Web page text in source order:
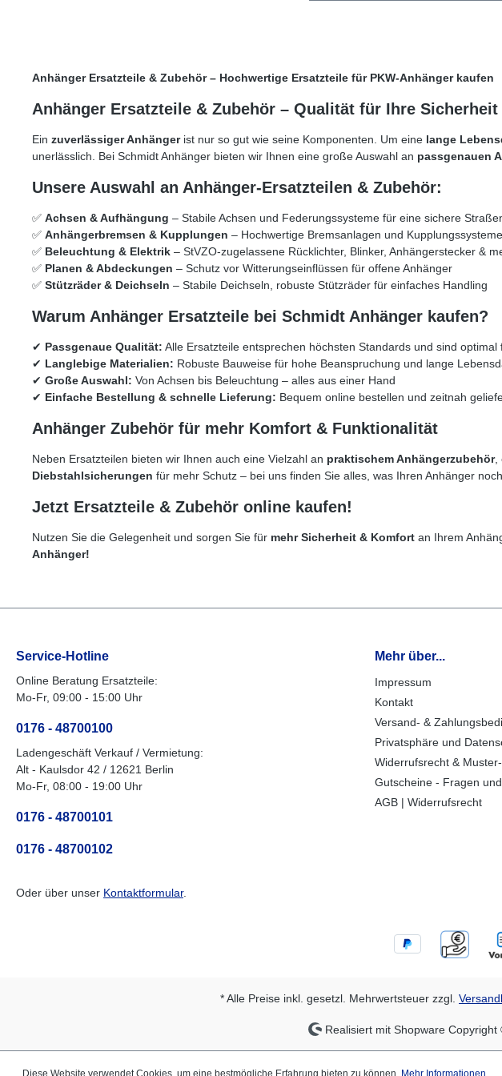
Anhänger Ersatzteile & Zubehör – Hochwertige Ersatzteile für PKW-Anhänger kaufen
Anhänger Ersatzteile & Zubehör – Qualität für Ihre Sicherheit
Ein zuverlässiger Anhängerist nur so gut wie seine Komponenten. Um eine lange
unerlässlich. Bei Schmidt Anhänger bieten wir Ihnen eine große Auswahl an passgenauen
Unsere Auswahl an Anhänger-Ersatzteilen & Zubehör:
✅ Achsen & Aufhängung – Stabile Achsen und Federungssysteme für eine sichere
✅ Anhängerbremsen & Kupplungen – Hochwertige Bremsanlagen und
✅ Beleuchtung & Elektrik – StVZO-zugelassene Rücklichter, Blinker, Anhängerstecker &
✅ Planen & Abdeckungen – Schutz vor Witterungseinflüssen für offene Anhänger
✅ Stützräder & Deichseln – Stabile Deichseln, robuste Stützräder für einfaches Handling
Warum Anhänger Ersatzteile bei Schmidt Anhänger kaufen?
✔ Passgenaue Qualität: Alle Ersatzteile entsprechen höchsten Standards und sind
✔ Langlebige Materialien: Robuste Bauweise für hohe Beanspruchung und lange
✔ Große Auswahl: Von Achsen bis Beleuchtung – alles aus einer Hand
✔ Einfache Bestellung & schnelle Lieferung: Bequem online bestellen und zeitnah
Anhänger Zubehör für mehr Komfort & Funktionalität
Neben Ersatzteilen bieten wir Ihnen auch eine Vielzahl an praktischem Anhängerzubehör,
Diebstahlsicherungen für mehr Schutz – bei uns finden Sie alles, was Ihren Anhänger
Jetzt Ersatzteile & Zubehör online kaufen!
Nutzen Sie die Gelegenheit und sorgen Sie für mehr Sicherheit & Komfort an Ihrem
Anhänger!
Service-Hotline
Online Beratung Ersatzteile:
Mo-Fr, 09:00 - 15:00 Uhr
0176 - 48700100
Ladengeschäft Verkauf / Vermietung:
Alt - Kaulsdor 42 / 12621 Berlin
Mo-Fr, 08:00 - 19:00 Uhr
0176 - 48700101
0176 - 48700102
Oder über unser Kontaktformular.
Mehr über...
Impressum
Kontakt
Versand- &
Privatsphäre und
Widerrufsrecht &
Gutscheine - Fragen
AGB | Widerrufsrecht
* Alle Preise inkl. gesetzl. Mehrwertsteuer zzgl.
Realisiert mit Shopware Copyright
Diese Website verwendet Cookies, um eine bestmögliche Erfahrung bieten zu können. Mehr Informationen ...